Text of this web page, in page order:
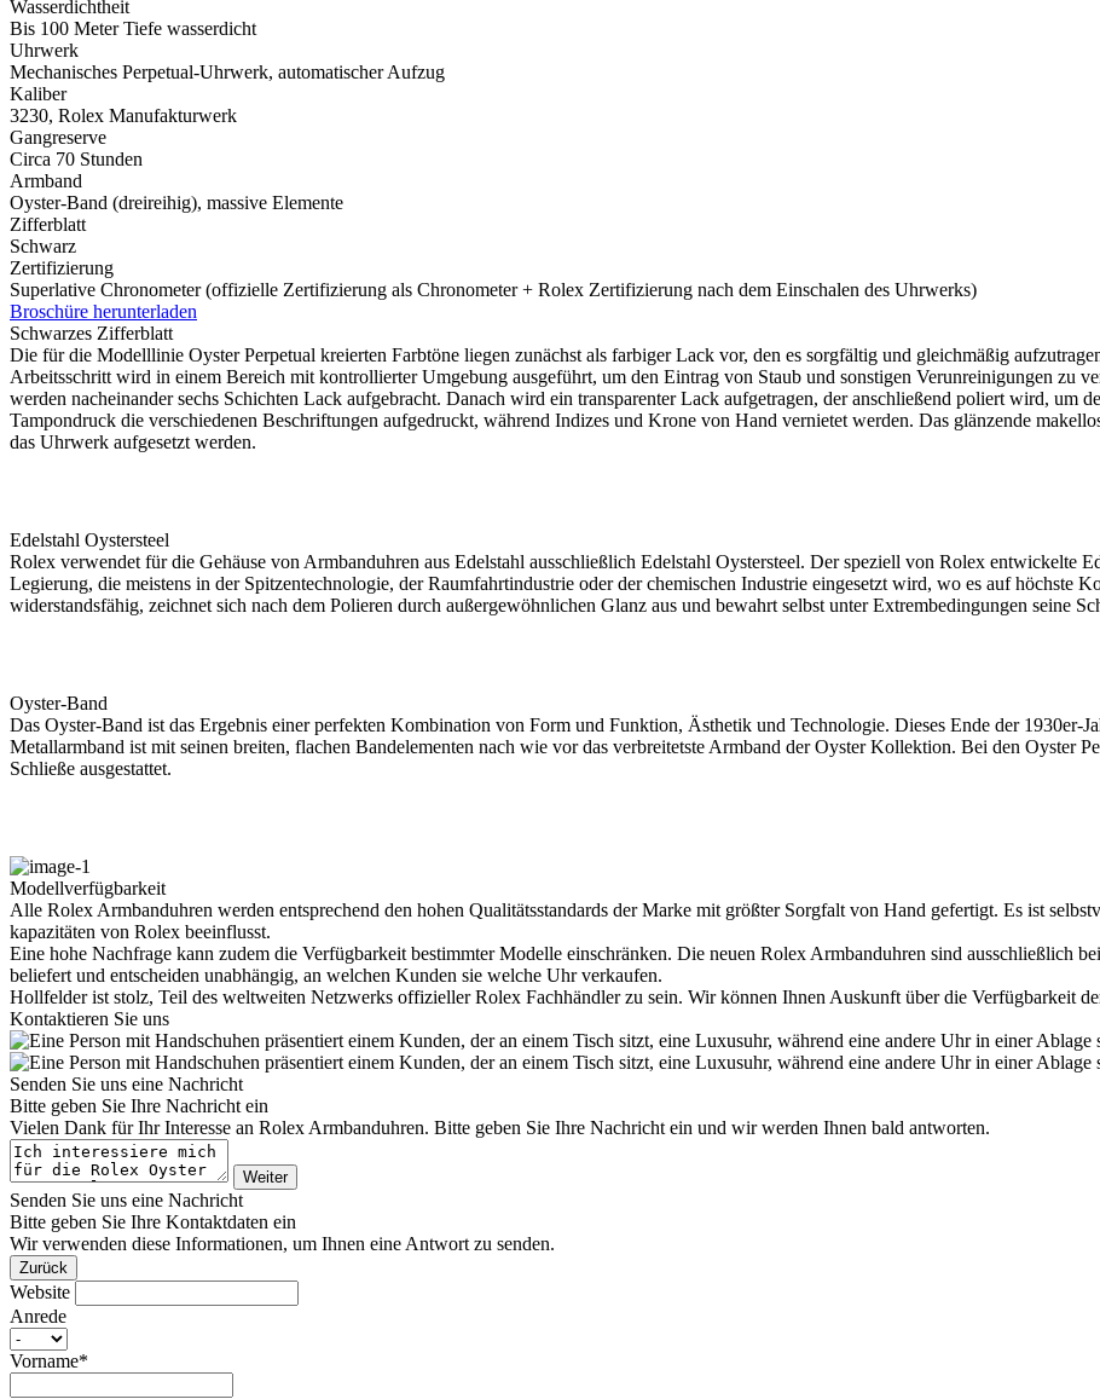
Wasserdichtheit
Bis 100 Meter Tiefe wasserdicht
Uhrwerk
Mechanisches Perpetual-Uhrwerk, automatischer Aufzug
Kaliber
3230, Rolex Manufakturwerk
Gangreserve
Circa 70 Stunden
Armband
Oyster-Band (dreireihig), massive Elemente
Zifferblatt
Schwarz
Zertifizierung
Superlative Chronometer (offizielle Zertifizierung als Chronometer + Rolex Zertifizierung nach dem Einschalen des Uhrwerks)
Broschüre herunterladen
Schwarzes Zifferblatt
Die für die Modelllinie Oyster Perpetual kreierten Farbtöne liegen zunächst als farbiger Lack vor, den es sorgfältig und gleichmäßig
Arbeitsschritt wird in einem Bereich mit kontrollierter Umgebung ausgeführt, um den Eintrag von Staub und sonstigen Verunreinigungen zu
werden nacheinander sechs Schichten Lack aufgebracht. Danach wird ein transparenter Lack aufgetragen, der anschließend poliert wird, um
Tampondruck die verschiedenen Beschriftungen aufgedruckt, während Indizes und Krone von Hand vernietet werden. Das glänzende
das Uhrwerk aufgesetzt werden.
Edelstahl Oystersteel
Rolex verwendet für die Gehäuse von Armbanduhren aus Edelstahl ausschließlich Edelstahl Oystersteel. Der speziell von Rolex entwickelte
Legierung, die meistens in der Spitzen­technologie, der Raumfahrt­industrie oder der chemischen Industrie eingesetzt wird, wo es auf höchste
widerstandsfähig, zeichnet sich nach dem Polieren durch außergewöhnlichen Glanz aus und bewahrt selbst unter Extrem­bedingungen seine
Oyster-Band
Das Oyster-Band ist das Ergebnis einer perfekten Kombination von Form und Funktion, Ästhetik und Technologie. Dieses Ende der 1930er­-
Metallarmband ist mit seinen breiten, flachen Bandelementen nach wie vor das verbreitetste Armband der Oyster Kollektion. Bei den Oyster
Schließe ausgestattet.
Modellverfügbarkeit
Alle Rolex Armbanduhren werden entsprechend den hohen Qualitätsstandards der Marke mit größter Sorgfalt von Hand gefertigt. Es ist
kapazitäten von Rolex beeinflusst.
Eine hohe Nachfrage kann zudem die Verfügbarkeit bestimmter Modelle einschränken. Die neuen Rolex Armbanduhren sind ausschließlich
beliefert und entscheiden unabhängig, an welchen Kunden sie welche Uhr verkaufen.
Hollfelderist stolz, Teil des weltweiten Netzwerks offiziellerRolex Fachhändler zu sein. Wir können Ihnen Auskunft über die Verfügbarkeit
Kontaktieren Sie uns
Senden Sie uns eine Nachricht
Bitte geben Sie Ihre Nachricht ein
Vielen Dank für Ihr Interesse an Rolex Armbanduhren. Bitte geben Sie Ihre Nachricht ein und wir werden Ihnen bald antworten.
Weiter
Senden Sie uns eine Nachricht
Bitte geben Sie Ihre Kontaktdaten ein
Wir verwenden diese Informationen, um Ihnen eine Antwort zu senden.
Zurück
Website
Anrede
Vorname*